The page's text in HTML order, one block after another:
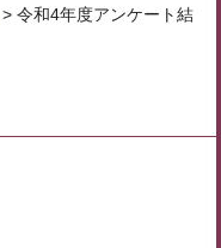
> 令和4年度アンケート結